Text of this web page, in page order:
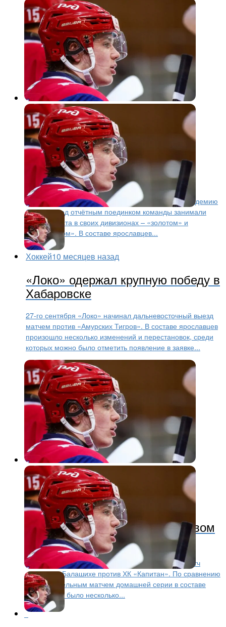
Хоккей10 месяцев назад
«Локо» выиграл шестой матч
подряд
5-го октября «Локо» на своём льду принимал «Академию
СКА». Перед отчётным поединком команды занимали
первые места в своих дивизионах – «золотом» и
«серебряном». В составе ярославцев...
Хоккей10 месяцев назад
«Локо» одержал крупную победу в
Хабаровске
27-го сентября «Локо» начинал дальневосточный выезд
матчем против «Амурских Тигров». В составе ярославцев
произошло несколько изменений и перестановок, среди
которых можно было отметить появление в заявке...
Хоккей11 месяцев назад
«Локо» одержал победу в первом
выездном матче сезона
17-го сентября «Локо» играл первый выездной матч
сезона – в Балашихе против ХК «Капитан». По сравнению
с заключительным матчем домашней серии в составе
ярославцев было несколько...